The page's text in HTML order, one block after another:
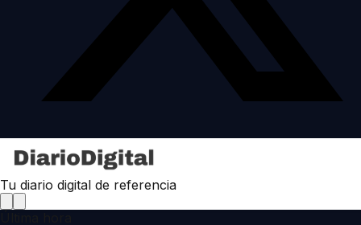
Tu diario digital de referencia